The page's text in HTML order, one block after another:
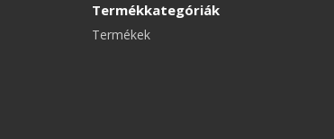
Termékkategóriák
Termékek